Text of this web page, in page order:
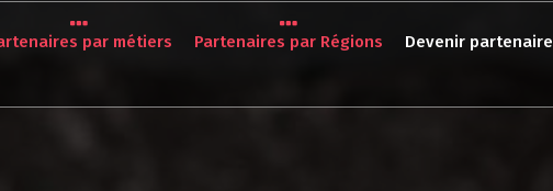
par métiers Partenaires par Régions Devenir partenaire